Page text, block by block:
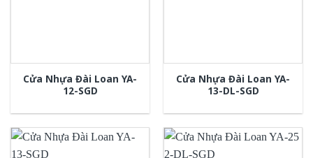
Cửa Nhựa Đài Loan YA-
12-SGD
Cửa Nhựa Đài Loan YA-
13-DL-SGD